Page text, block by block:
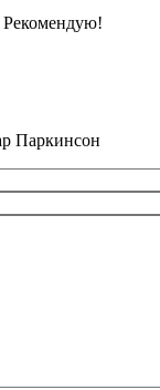
Рекомендую!
Паркинсон